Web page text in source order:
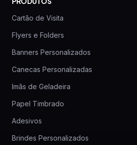
Cartão de Visita
Flyers e Folders
Banners Personalizados
Canecas Personalizadas
Imãs de Geladeira
Papel Timbrado
Adesivos
Brindes Personalizados